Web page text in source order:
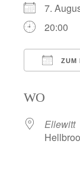
7.
20:00
ZUM
WO
Ellewitt